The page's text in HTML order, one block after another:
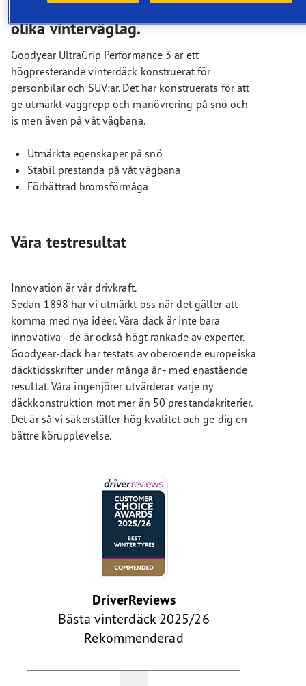
säkert grepp och manövrering i
olika vinterväglag.
Goodyear UltraGrip Performance 3 är ett
högpresterande vinterdäck konstruerat för
personbilar och SUV:ar. Det har konstruerats för att
ge utmärkt väggrepp och manövrering på snö och
is men även på våt vägbana.
Utmärkta egenskaper på snö
Stabil prestanda på våt vägbana
Förbättrad bromsförmåga
Våra testresultat
Innovation är vår drivkraft.
Sedan 1898 har vi utmärkt oss när det gäller att
komma med nya idéer. Våra däck är inte bara
innovativa - de är också högt rankade av experter.
Goodyear-däck har testats av oberoende europeiska
däcktidsskrifter under många år - med enastående
resultat. Våra ingenjörer utvärderar varje ny
däckkonstruktion mot mer än 50 prestandakriterier.
Det är så vi säkerställer hög kvalitet och ge dig en
bättre körupplevelse.
DriverReviews
Bästa vinterdäck 2025/26
Rekommenderad